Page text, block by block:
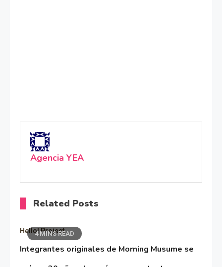
Agencia YEA
Related Posts
4 MINS READ
Hello! Project
Integrantes originales de Morning Musume se